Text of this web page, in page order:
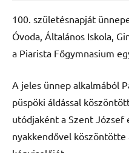
100. születésnapját
Óvoda, Általános Iskola,
a Piarista Főgymnasium
A jeles ünnep alkalmából
püspöki áldással
utódjaként a Szent József
nyakkendővel